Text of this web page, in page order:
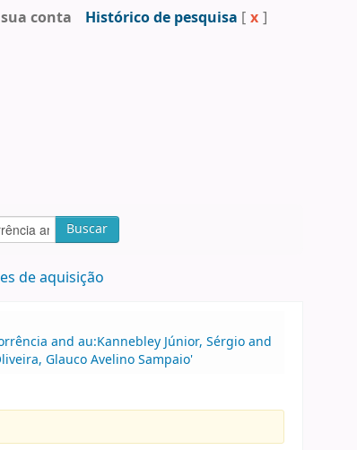
conta Histórico de pesquisa [ x ]
Buscar
de aquisição
and au:Kannebley Júnior, Sérgio and
Glauco Avelino Sampaio'